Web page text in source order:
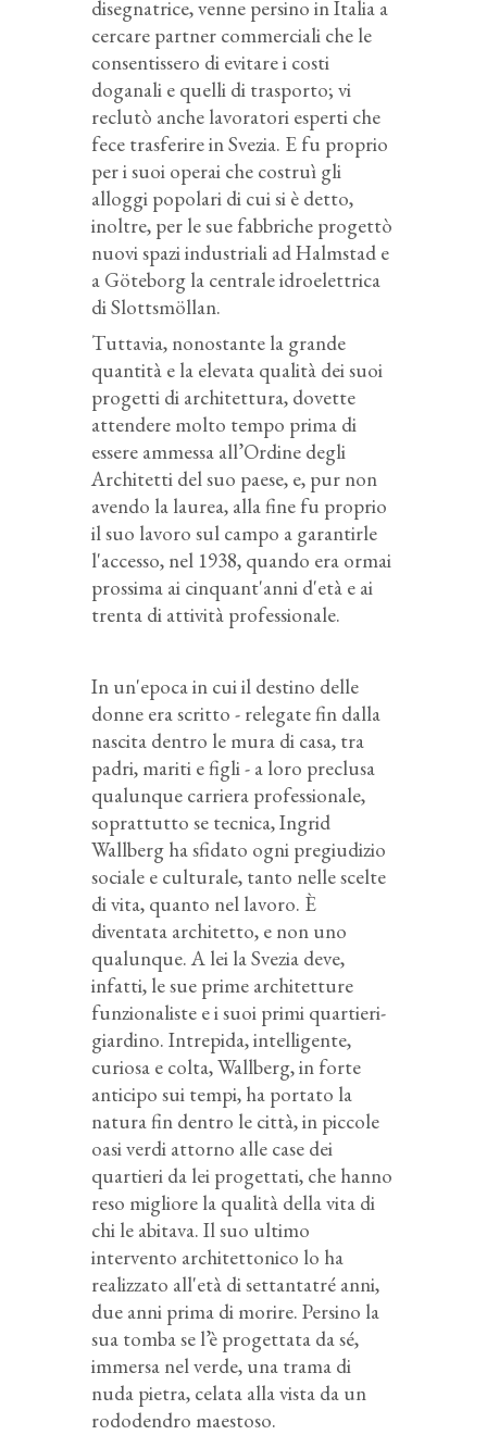
disegnatrice, venne persino in Italia a
cercare partner commerciali che le
consentissero di evitare i costi
doganali e quelli di trasporto; vi
reclutò anche lavoratori esperti che
fece trasferire in Svezia. E fu proprio
per i suoi operai che costruì gli
alloggi popolari di cui si è detto,
inoltre, per le sue fabbriche progettò
nuovi spazi industriali adHalmstad e
a Göteborg la centrale idroelettrica
di Slottsmöllan.
Tuttavia, nonostante la grande
quantità e la elevata qualità dei suoi
progetti di architettura, dovette
attendere molto tempo prima di
essere ammessa all’Ordine degli
Architetti del suo paese, e, pur non
avendo la laurea, alla fine fu proprio
il suo lavoro sul campo a garantirle
l'accesso, nel 1938, quando era ormai
prossima ai cinquant'anni d'età e ai
trenta di attività professionale.
In un'epoca in cui il destino delle
donne era scritto - relegate fin dalla
nascita dentro le mura di casa, tra
padri, mariti e figli - a loro preclusa
qualunque carriera professionale,
soprattutto se tecnica, Ingrid
Wallberg ha sfidato ogni pregiudizio
sociale e culturale, tanto nelle scelte
di vita, quanto nel lavoro. È
diventata architetto, e non uno
qualunque.A lei laSvezia deve,
infatti, le sue prime architetture
funzionaliste e i suoi primi quartieri-
giardino. Intrepida, intelligente,
curiosa e colta, Wallberg, in forte
anticipo sui tempi, ha portato la
natura fin dentro le città, in piccole
oasi verdi attorno alle case dei
quartieri da lei progettati, che hanno
reso migliore la qualità della vita di
chi le abitava. Il suo ultimo
intervento architettonico lo ha
realizzato all'età di settantatré anni,
due anni prima di morire. Persino la
sua tombase l’è progettata dasé,
immersa nel verde, una trama di
nuda pietra, celata alla vista da un
rododendro maestoso.